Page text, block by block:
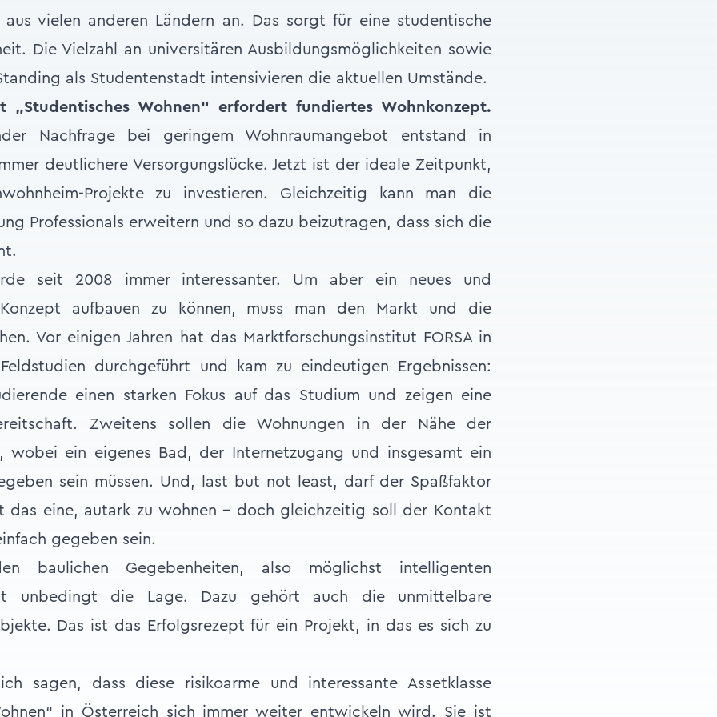
aus vielen anderen Ländern an. Das sorgt für eine studentische
Die Vielzahl an universitären Ausbildungsmöglichkeiten sowie
als Studentenstadt intensivieren die aktuellen Umstände.
„Studentisches Wohnen“ erfordert fundiertes Wohnkonzept.
Nachfrage bei geringem Wohnraumangebot entstand in
deutlichere Versorgungslücke. Jetzt ist der ideale Zeitpunkt,
Projekte zu investieren. Gleichzeitig kann man die
Professionals erweitern und so dazu beizutragen, dass sich die
seit 2008 immer interessanter. Um aber ein neues und
Konzept aufbauen zu können, muss man den Markt und die
Vor einigen Jahren hat das Marktforschungsinstitut FORSA in
durchgeführt und kam zu eindeutigen Ergebnissen:
einen starken Fokus auf das Studium und zeigen eine
Zweitens sollen die Wohnungen in der Nähe der
wobei ein eigenes Bad, der Internetzugang und insgesamt ein
sein müssen. Und, last but not least, darf der Spaßfaktor
das eine, autark zu wohnen – doch gleichzeitig soll der Kontakt
gegeben sein.
baulichen Gegebenheiten, also möglichst intelligenten
unbedingt die Lage. Dazu gehört auch die unmittelbare
Das ist das Erfolgsrezept für ein Projekt, in das es sich zu
sagen, dass diese risikoarme und interessante Assetklasse
in Österreich sich immer weiter entwickeln wird. Sie ist